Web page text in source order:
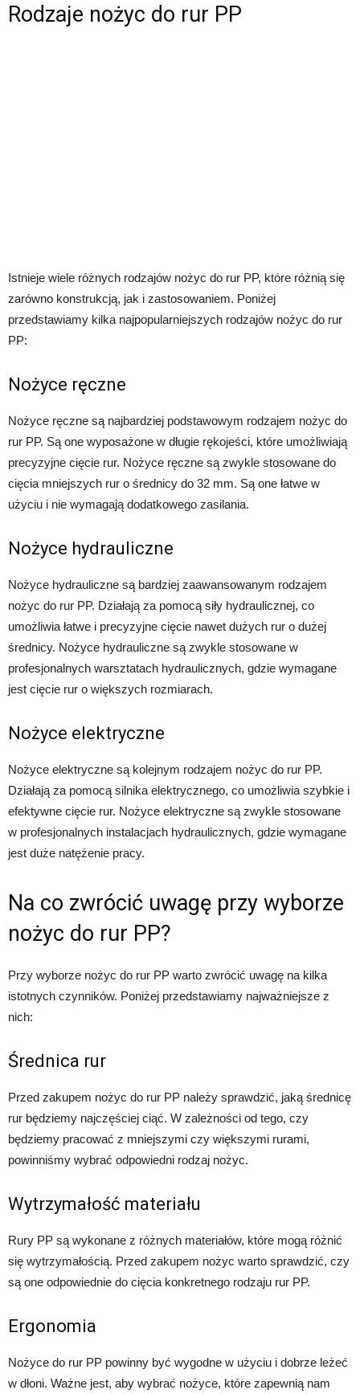
Rodzaje nożyc do rur PP
Istnieje wiele różnych rodzajów nożyc do rur PP, które różnią się
zarówno konstrukcją, jak i zastosowaniem. Poniżej
przedstawiamy kilka najpopularniejszych rodzajów nożyc do rur
PP:
Nożyce ręczne
Nożyce ręczne są najbardziej podstawowym rodzajem nożyc do
rur PP. Są one wyposażone w długie rękojeści, które umożliwiają
precyzyjne cięcie rur. Nożyce ręczne są zwykle stosowane do
cięcia mniejszych rur o średnicy do 32 mm. Są one łatwe w
użyciu i nie wymagają dodatkowego zasilania.
Nożyce hydrauliczne
Nożyce hydrauliczne są bardziej zaawansowanym rodzajem
nożyc do rur PP. Działają za pomocą siły hydraulicznej, co
umożliwia łatwe i precyzyjne cięcie nawet dużych rur o dużej
średnicy. Nożyce hydrauliczne są zwykle stosowane w
profesjonalnych warsztatach hydraulicznych, gdzie wymagane
jest cięcie rur o większych rozmiarach.
Nożyce elektryczne
Nożyce elektryczne są kolejnym rodzajem nożyc do rur PP.
Działają za pomocą silnika elektrycznego, co umożliwia szybkie i
efektywne cięcie rur. Nożyce elektryczne są zwykle stosowane
w profesjonalnych instalacjach hydraulicznych, gdzie wymagane
jest duże natężenie pracy.
Na co zwrócić uwagę przy wyborze
nożyc do rur PP?
Przy wyborze nożyc do rur PP warto zwrócić uwagę na kilka
istotnych czynników. Poniżej przedstawiamy najważniejsze z
nich:
Średnica rur
Przed zakupem nożyc do rur PP należy sprawdzić, jaką średnicę
rur będziemy najczęściej ciąć. W zależności od tego, czy
będziemy pracować z mniejszymi czy większymi rurami,
powinniśmy wybrać odpowiedni rodzaj nożyc.
Wytrzymałość materiału
Rury PP są wykonane z różnych materiałów, które mogą różnić
się wytrzymałością. Przed zakupem nożyc warto sprawdzić, czy
są one odpowiednie do cięcia konkretnego rodzaju rur PP.
Ergonomia
Nożyce do rur PP powinny być wygodne w użyciu i dobrze leżeć
w dłoni. Ważne jest, aby wybrać nożyce, które zapewnią nam